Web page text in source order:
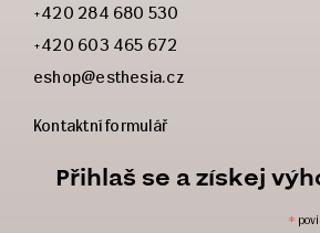
+420 284 680 530
+420 603 465 672
eshop@esthesia.cz
Kontaktní formulář
Přihlaš se a získej
*